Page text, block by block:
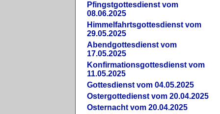
Pfingstgottesdienst vom
08.06.2025
Himmelfahrtsgottesdienst vom
29.05.2025
Abendgottesdienst vom
17.05.2025
Konfirmationsgottesdienst vom
11.05.2025
Gottesdienst vom 04.05.2025
Ostergottedienst vom 20.04.2025
Osternacht vom 20.04.2025